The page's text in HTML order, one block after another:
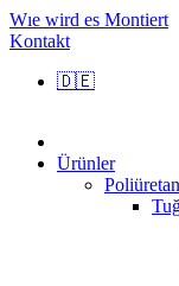
Wıe wird es Montiert
Kontakt
🇩🇪
Ürünler